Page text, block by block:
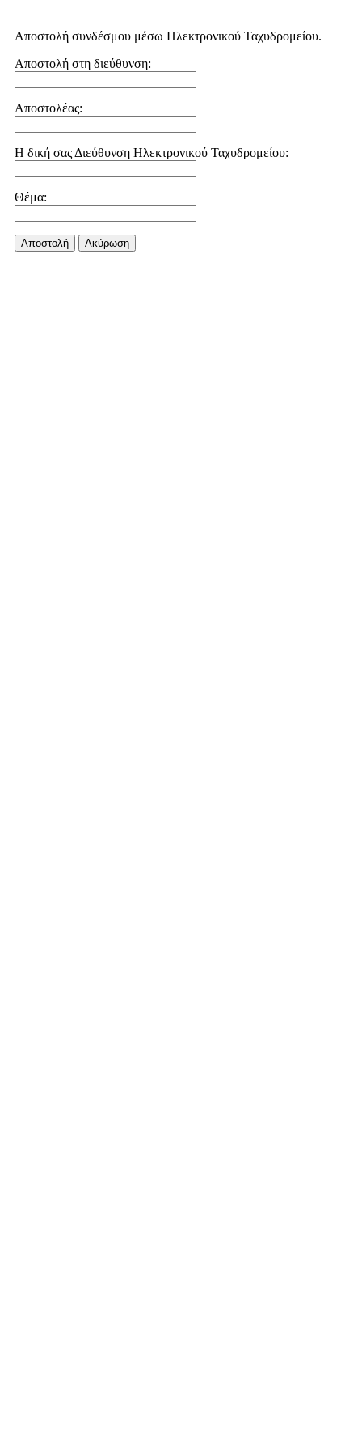
Αποστολή συνδέσμου μέσω Ηλεκτρονικού Ταχυδρομείου.
Αποστολή στη διεύθυνση:
Αποστολέας:
Η δική σας Διεύθυνση Ηλεκτρονικού Ταχυδρομείου:
Θέμα:
Αποστολή Aκύρωση